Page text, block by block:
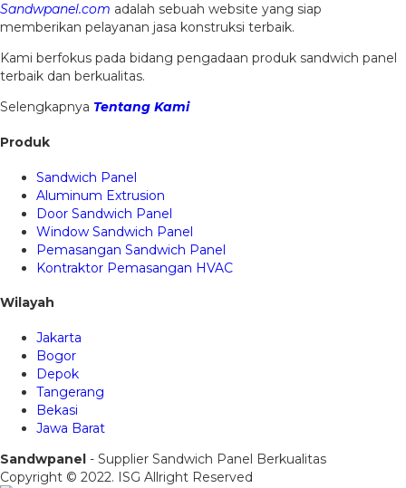
Sandwpanel.com adalah sebuah website yang siap
memberikan pelayanan jasa konstruksi terbaik.
Kami berfokus pada bidang pengadaan produk sandwich panel
terbaik dan berkualitas.
Selengkapnya Tentang Kami
Produk
Sandwich Panel
Aluminum Extrusion
Door Sandwich Panel
Window Sandwich Panel
Pemasangan Sandwich Panel
Kontraktor Pemasangan HVAC
Wilayah
Jakarta
Bogor
Depok
Tangerang
Bekasi
Jawa Barat
Sandwpanel - Supplier Sandwich Panel Berkualitas
Copyright © 2022. ISG Allright Reserved